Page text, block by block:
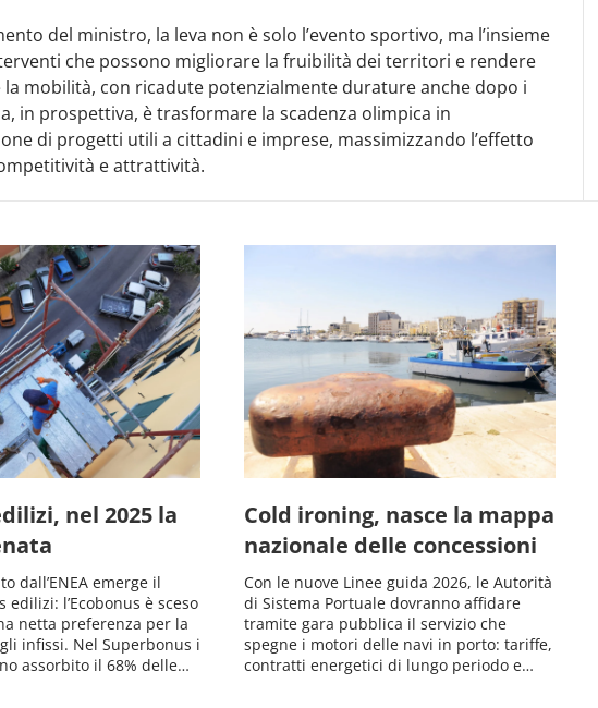
del ministro, la leva non è solo l’evento sportivo, ma l’insieme
che possono migliorare la fruibilità dei territori e rendere
la mobilità, con ricadute potenzialmente durature anche dopo i
in prospettiva, è trasformare la scadenza olimpica in
di progetti utili a cittadini e imprese, massimizzando l’effetto
e attrattività.
nel 2025 la
dall’ENEA emerge il
l’Ecobonus è sceso
netta preferenza per la
infissi. Nel Superbonus i
assorbito il 68% delle…
Cold ironing, nasce la mappa
nazionale delle concessioni
Con le nuove Linee guida 2026, le Autorità
di Sistema Portuale dovranno affidare
tramite gara pubblica il servizio che
spegne i motori delle navi in porto: tariffe,
contratti energetici di lungo periodo e…